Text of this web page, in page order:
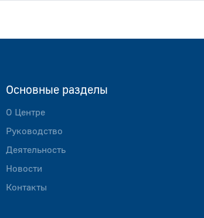
Основные разделы
О Центре
Руководство
Деятельность
Новости
Контакты